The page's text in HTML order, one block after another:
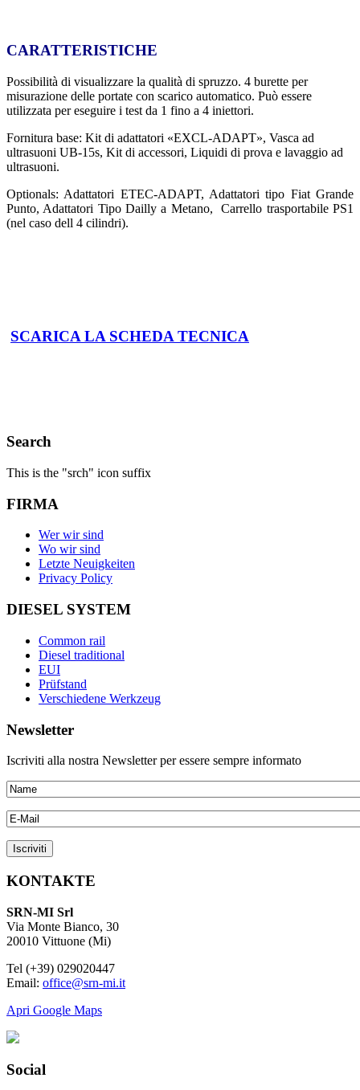
CARATTERISTICHE
Possibilità di visualizzare la qualità di spruzzo. 4 burette per
misurazione delle portate con scarico automatico. Può essere
utilizzata per eseguire i test da 1 fino a 4 iniettori.
Fornitura base: Kit di adattatori «EXCL-ADAPT», Vasca ad
ultrasuoni UB-15s, Kit di accessori, Liquidi di prova e lavaggio ad
ultrasuoni.
Optionals: Adattatori ETEC-ADAPT, Adattatori tipo Fiat Grande
Punto, Adattatori Tipo Dailly a Metano, Carrello trasportabile PS1
(nel caso dell 4 cilindri).
SCARICA LA SCHEDA TECNICA
Search
This is the "srch" icon suffix
FIRMA
Wer wir sind
Wo wir sind
Letzte Neuigkeiten
Privacy Policy
DIESEL SYSTEM
Common rail
Diesel traditional
EUI
Prüfstand
Verschiedene Werkzeug
Newsletter
Iscriviti alla nostra Newsletter per essere sempre informato
KONTAKTE
SRN-MI Srl
Via Monte Bianco, 30
20010 Vittuone (Mi)
Tel (+39) 029020447
Email: office@srn-mi.it
Apri Google Maps
Social